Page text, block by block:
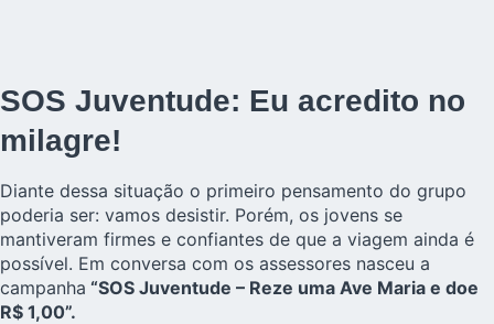
SOS Juventude: Eu acredito no
milagre!
Diante dessa situação o primeiro pensamento do grupo
poderia ser: vamos desistir. Porém, os jovens se
mantiveram firmes e confiantes de que a viagem ainda é
possível. Em conversa com os assessores nasceu a
campanha “SOS Juventude – Reze uma Ave Maria e doe
R$ 1,00”.